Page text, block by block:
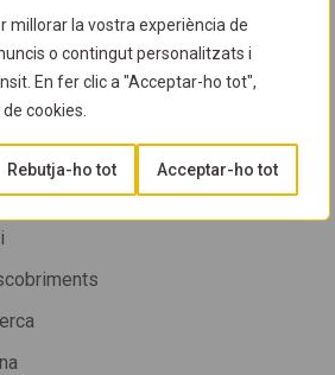
millorar la vostra experiència de
o contingut personalitzats i
En fer clic a "Acceptar-ho tot",
cookies.
Rebutja-ho tot Acceptar-ho tot
DE LA IMMERSIÓ DE LA FIRA
AL PÚBLIC